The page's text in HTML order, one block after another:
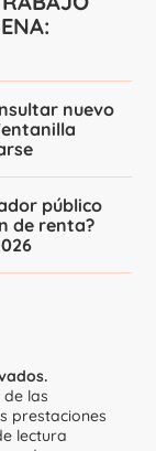
nuevo
público
de renta?
de las
prestaciones
lectura